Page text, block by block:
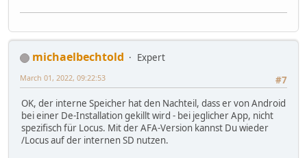
michaelbechtold
Expert
#7
March 01, 2022, 09:22:53
OK, der interne Speicher hat den Nachteil, dass er von Android
bei einer De-Installation gekillt wird - bei jeglicher App, nicht
spezifisch für Locus. Mit der AFA-Version kannst Du wieder
/Locus auf der internen SD nutzen.